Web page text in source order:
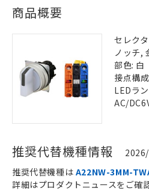
商品概要
セレク
ノッチ,
部色: 白
接点構
LEDラ
AC/
推奨代替機種情報
推奨代替機種は A22NW-3MM-
詳細はプロダクトニュースをご確